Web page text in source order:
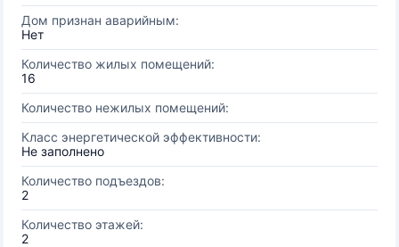
Дом признан аварийным:
Нет
Количество жилых помещений:
16
Количество нежилых помещений:
Класс энергетической эффективности:
Не заполнено
Количество подъездов:
2
Количество этажей:
2